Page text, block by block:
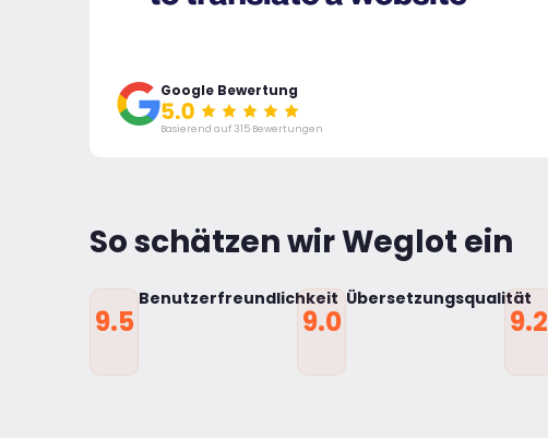
Google Bewertung
Basierend auf 315 Bewertungen
So schätzen wir Weglot ein
9.5
Benutzerfreundlichkeit
9.0
Übersetzungsqualität
9.2